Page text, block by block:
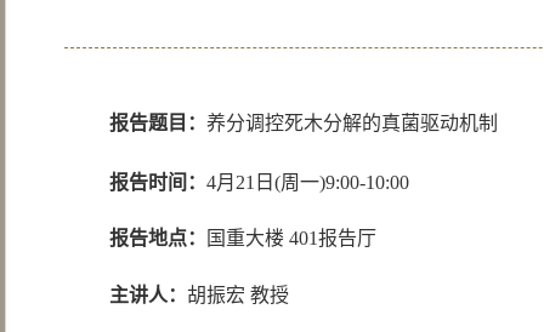
报告题目： 养分调控死木分解的真菌驱动机制
报告时间： 4月21日(周一)9:00-10:00
报告地点： 国重大楼 401报告厅
主讲人： 胡振宏 教授